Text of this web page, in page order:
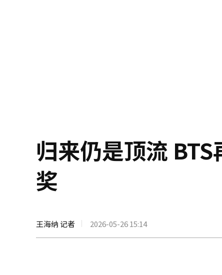
归来仍是顶流
奖
王海纳 记者 2026-05-26 15:14